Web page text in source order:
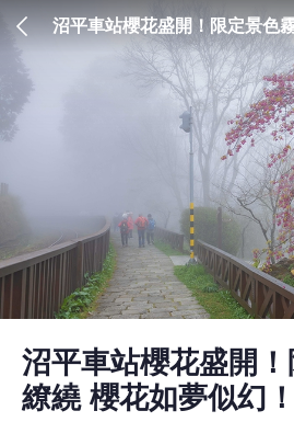
沼平車站櫻花盛開！限定景色
夢似幻！
沼平車站櫻花盛開
繚繞 櫻花如夢似幻！